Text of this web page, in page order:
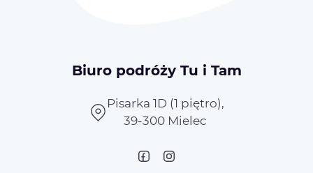
Biuro podróży Tu i Tam
Pisarka 1D (1 piętro),
39-300 Mielec